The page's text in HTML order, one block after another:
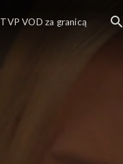
TVP VOD za granicą